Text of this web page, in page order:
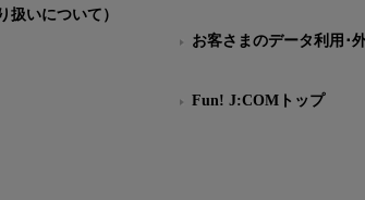
扱いについて）
お客さまのデータ利用･
Fun! J:COMトップ